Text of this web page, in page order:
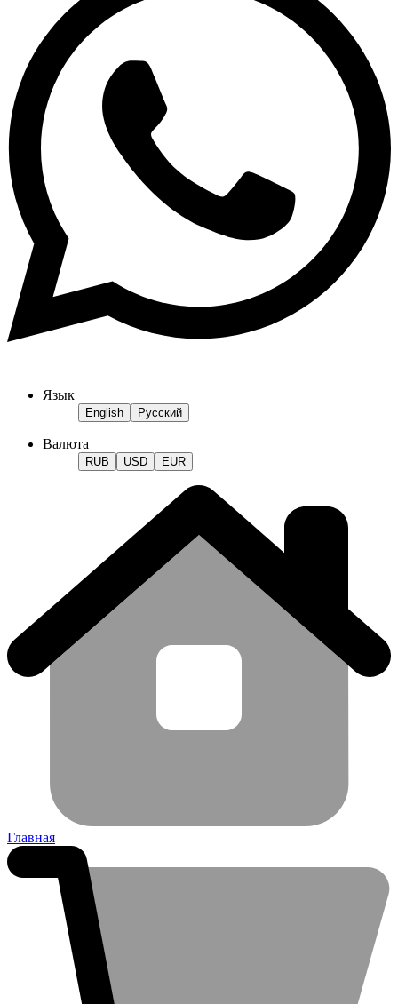
Язык
English Русский
Валюта
RUB USD EUR
Главная